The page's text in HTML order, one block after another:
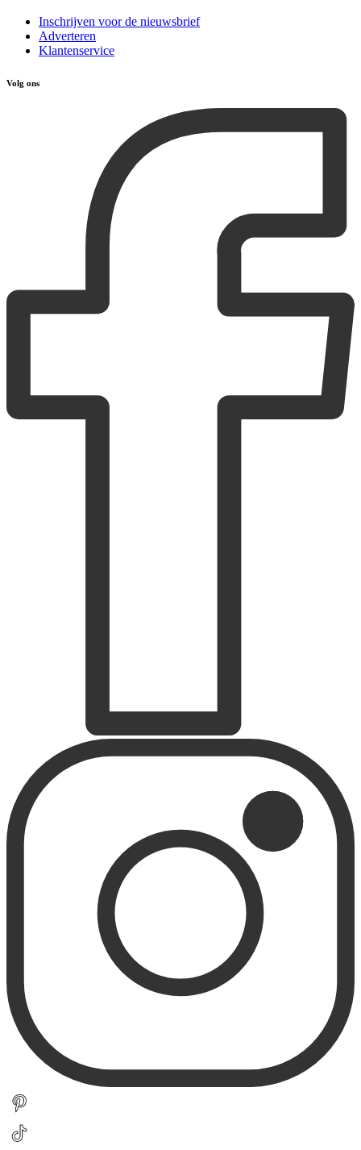
Inschrijven voor de nieuwsbrief
Adverteren
Klantenservice
Volg ons